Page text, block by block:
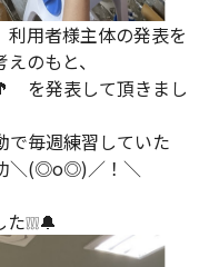
用者様主体の発表を
のもと、
を発表して頂きまし
で毎週練習していた
＼(◎o◎)／！＼